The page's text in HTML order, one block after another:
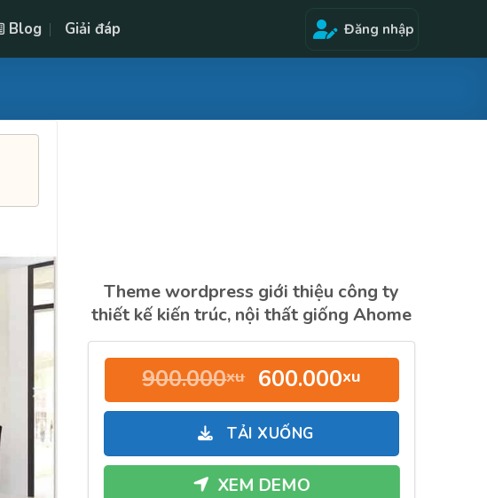
Blog Giải đáp Đăng nhập
Theme wordpress giới thiệu công ty
thiết kế kiến trúc, nội thất giống Ahome
900.000xu Giá
gốc
là:
900.000xu.
600.000xuGiá
hiện
600.000xu.
TẢI XUỐNG
XEM DEMO